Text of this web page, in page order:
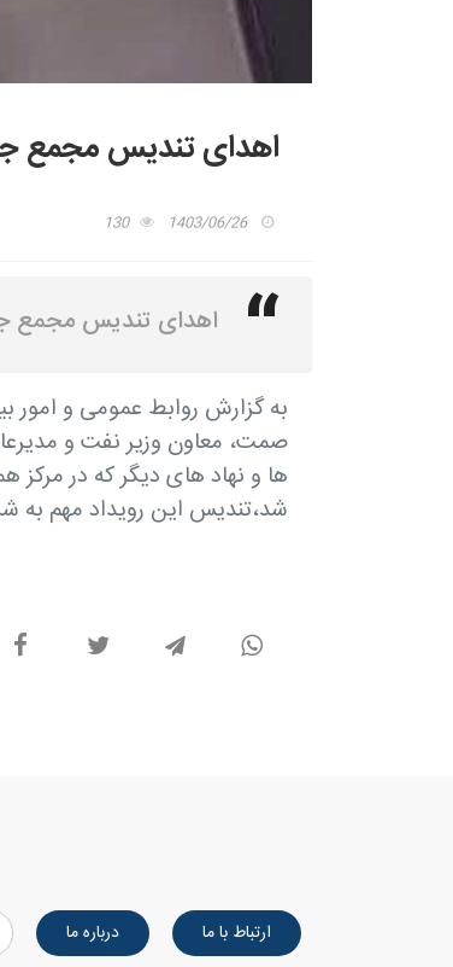
اهدای تندیس مجمع
1403/06/26
130
اهدای تندیس مجمع
به گزارش روابط عمومی و امور
صمت، معاون وزیر نفت و
ها و نهاد های دیگر که در مرکز
شد،تندیس این رویداد مهم به
ارتباط با ما درباره ما